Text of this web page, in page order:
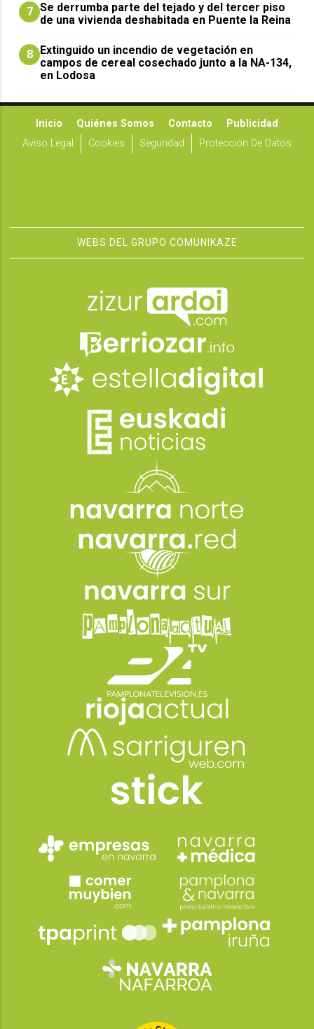
7 Se derrumba parte del tejado y del tercer piso
de una vivienda deshabitada en Puente la Reina
8 Extinguido un incendio de vegetación en
campos de cereal cosechado junto a la NA-134,
en Lodosa
Inicio Quiénes Somos Contacto
Publicidad
Aviso Legal
Cookies Seguridad Protección De Datos
WEBS DEL GRUPO COMUNIKAZE